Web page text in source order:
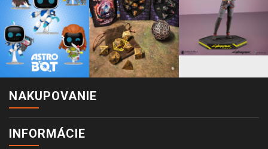
NAKUPOVANIE
INFORMÁCIE